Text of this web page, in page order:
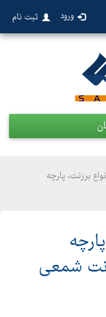
ورود ثبت نام
برزنت، پارچه
شمعی